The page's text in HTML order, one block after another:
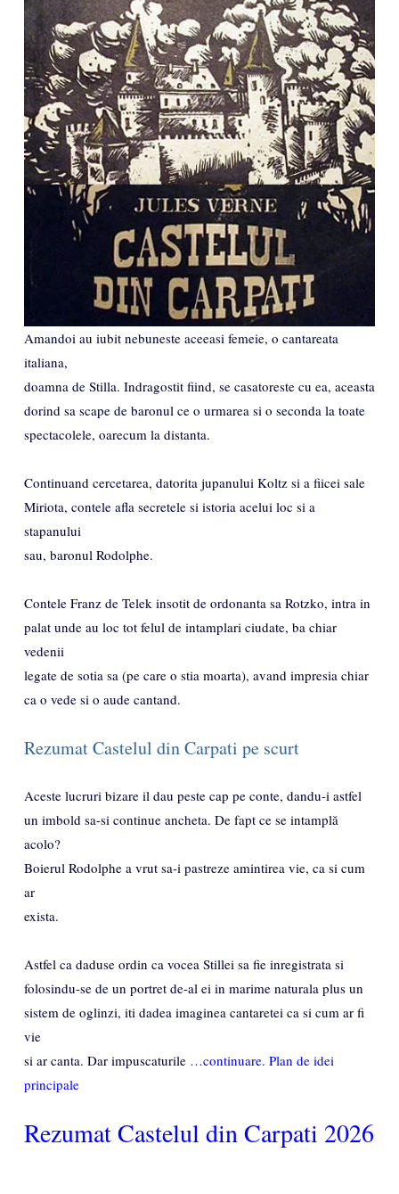
Amandoi au iubit nebuneste aceeasi femeie, o cantareata
italiana,
doamna de Stilla. Indragostit fiind, se casatoreste cu ea, aceasta
dorind sa scape de baronul ce o urmarea si o seconda la toate
spectacolele, oarecum la distanta.
Continuand cercetarea, datorita jupanului Koltz si a fiicei sale
Miriota, contele afla secretele si istoria acelui loc si a
stapanului
sau, baronul Rodolphe.
Contele Franz de Telek insotit de ordonanta sa Rotzko, intra in
palat unde au loc tot felul de intamplari ciudate, ba chiar
vedenii
legate de sotia sa (pe care o stia moarta), avand impresia chiar
ca o vede si o aude cantand.
Rezumat Castelul din Carpati pe scurt
Aceste lucruri bizare il dau peste cap pe conte, dandu-i astfel
un imbold sa-si continue ancheta. De fapt ce se intamplă
acolo?
Boierul Rodolphe a vrut sa-i pastreze amintirea vie, ca si cum
ar
exista.
Astfel ca daduse ordin ca vocea Stillei sa fie inregistrata si
folosindu-se de un portret de-al ei in marime naturala plus un
sistem de oglinzi, iti dadea imaginea cantaretei ca si cum ar fi
vie
si ar canta. Dar impuscaturile …continuare. Plan de idei
principale
Rezumat Castelul din Carpati 2026